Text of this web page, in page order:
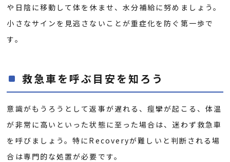
や日陰に移動して体を休ませ、水分補給に努めましょう。
小さなサインを見逃さないことが重症化を防ぐ第一歩で
す。
救急車を呼ぶ目安を知ろう
意識がもうろうとして返事が遅れる、痙攣が起こる、体温
が非常に高いといった状態に至った場合は、迷わず救急車
を呼びましょう。特にRecoveryが難しいと判断される場
合は専門的な処置が必要です。